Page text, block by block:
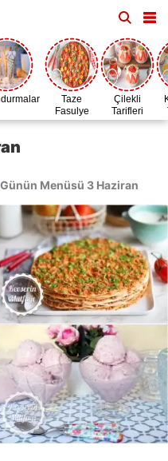
Taze
Fasulye
Zamanı
Çilekli
Tarifleri
Günün Menüsü 3 Haziran